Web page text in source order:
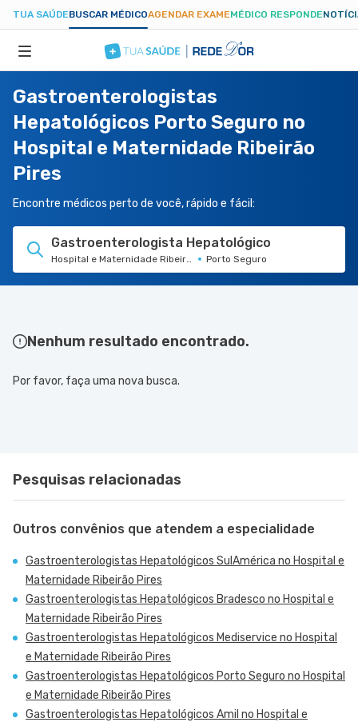
TUA SAÚDEBUSCAR MÉDICOAGENDAR EXAMEMÉDICO RESPONDE
ESPECIALIDADES
HOSPITAIS
TUASAUDE.COM
Gastroenterologistas
Hepatológicos Porto Seguro no
Hospital e Maternidade Ribeirão
Pires
Encontre médicos perto de você, rápido e fácil:
Gastroenterologista Hepatológico
Hospital e Maternidade Ribeirão PiresPorto Seguro
Nenhum resultado encontrado.
Por favor, faça uma nova busca.
Pesquisas relacionadas
Outros convênios que atendem a especialidade
Gastroenterologistas Hepatológicos SulAmérica no Hospital e
Maternidade Ribeirão Pires
Gastroenterologistas Hepatológicos Bradesco no Hospital e
Maternidade Ribeirão Pires
Gastroenterologistas Hepatológicos Mediservice no Hospital
e Maternidade Ribeirão Pires
Gastroenterologistas Hepatológicos Porto Seguro no Hospital
e Maternidade Ribeirão Pires
Gastroenterologistas Hepatológicos Amil no Hospital e